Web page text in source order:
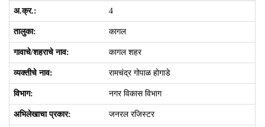
4
कागल
कागल शहर
रामचंद्र गोपाळ होगाडे
नगर विकास विभाग
जनरल रजिस्टर